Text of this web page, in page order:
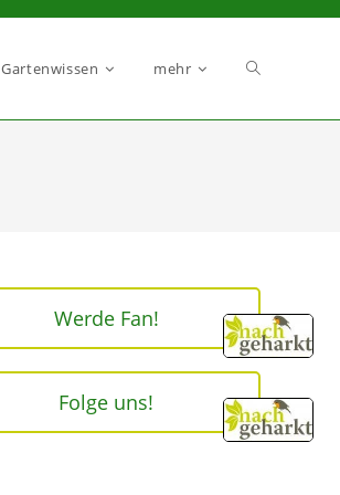
Gartenwissen mehr
Werde Fan!
Folge uns!